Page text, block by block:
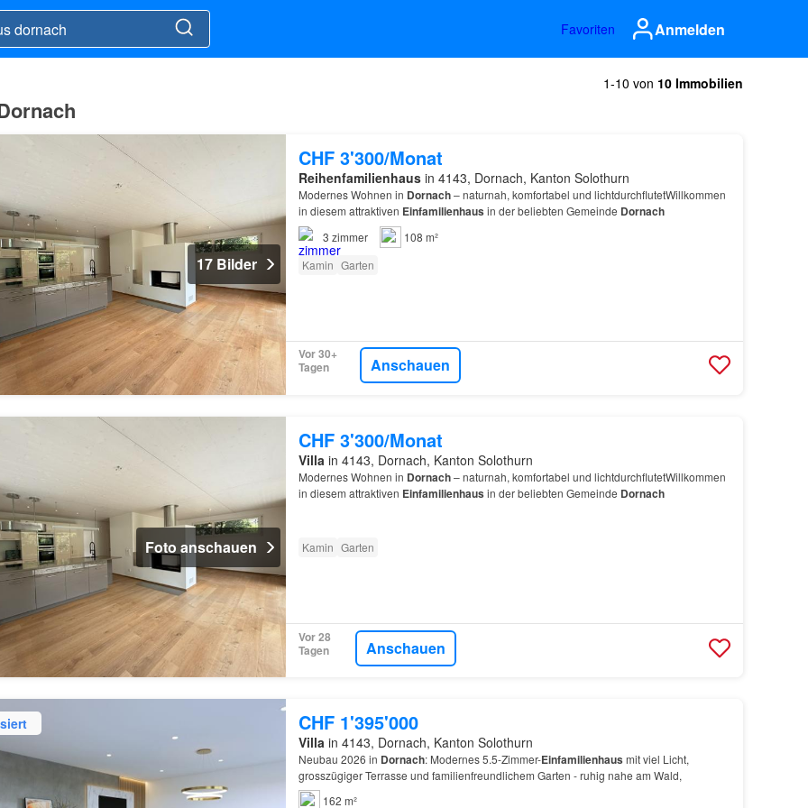
Favoriten Anmelden
1-10 von 10 Immobilien
17 Bilder
CHF 3'300/Monat
Reihenfamilienhausin 4143, Dornach, Kanton Solothurn
Modernes Wohnen in Dornach– naturnah, komfortabel und lichtdurchflutetWillkommen
in diesem attraktiven Einfamilienhaus in der beliebten Gemeinde Dornach
3 zimmer
108 m²
Kamin Garten
Vor 30+
Tagen
Anschauen
Foto anschauen
CHF 3'300/Monat
Villa in 4143, Dornach, Kanton Solothurn
Modernes Wohnen in Dornach– naturnah, komfortabel und lichtdurchflutetWillkommen
in diesem attraktiven Einfamilienhaus in der beliebten Gemeinde Dornach
Kamin Garten
Vor 28
Tagen
Anschauen
CHF 1'395'000
Villain 4143, Dornach, Kanton Solothurn
Neubau 2026 in Dornach: Modernes 5.5-Zimmer-Einfamilienhaus mit viel Licht,
grosszügiger Terrasse und familienfreundlichem Garten - ruhig nahe am Wald,
162 m²